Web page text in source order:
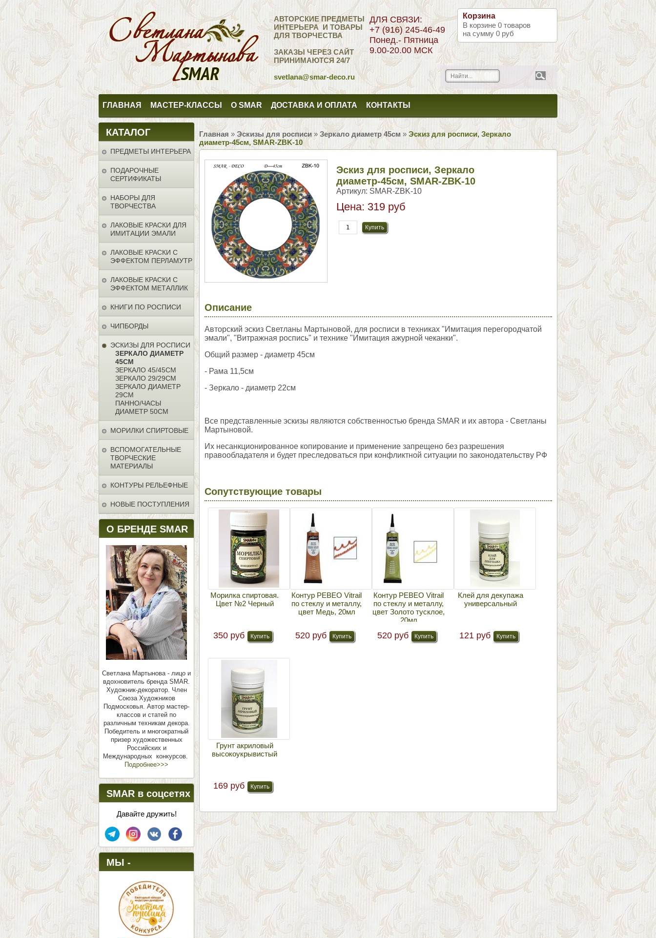
АВТОРСКИЕ ПРЕДМЕТЫ
ИНТЕРЬЕРА И ТОВАРЫ
ДЛЯ ТВОРЧЕСТВА
ЗАКАЗЫ ЧЕРЕЗ САЙТ
ПРИНИМАЮТСЯ 24/7
svetlana@smar-deco.ru
Корзина
В корзине 0 товаров
на сумму 0 руб
ДЛЯ СВЯЗИ:
+7 (916) 245-46-49
Понед.- Пятница
9.00-20.00 МСК
ГЛАВНАЯ МАСТЕР-КЛАССЫ О SMAR ДОСТАВКА И ОПЛАТА КОНТАКТЫ
КАТАЛОГ
ПРЕДМЕТЫ ИНТЕРЬЕРА
ПОДАРОЧНЫЕ
СЕРТИФИКАТЫ
НАБОРЫ ДЛЯ
ТВОРЧЕСТВА
ЛАКОВЫЕ КРАСКИ ДЛЯ
ИМИТАЦИИ ЭМАЛИ
ЛАКОВЫЕ КРАСКИ С
ЭФФЕКТОМ ПЕРЛАМУТР
ЛАКОВЫЕ КРАСКИ С
ЭФФЕКТОМ МЕТАЛЛИК
КНИГИ ПО РОСПИСИ
ЧИПБОРДЫ
ЭСКИЗЫ ДЛЯ РОСПИСИ
ЗЕРКАЛО ДИАМЕТР
45СМ
ЗЕРКАЛО 45/45СМ
ЗЕРКАЛО 29/29СМ
ЗЕРКАЛО ДИАМЕТР
29СМ
ПАННО/ЧАСЫ
ДИАМЕТР 50СМ
МОРИЛКИ СПИРТОВЫЕ
ВСПОМОГАТЕЛЬНЫЕ
ТВОРЧЕСКИЕ
МАТЕРИАЛЫ
КОНТУРЫ РЕЛЬЕФНЫЕ
НОВЫЕ ПОСТУПЛЕНИЯ
О БРЕНДЕ SMAR
Светлана Мартынова - лицо и
вдохновитель бренда SMAR.
Художник-декоратор. Член
Союза Художников
Подмосковья. Автор мастер-
классов и статей по
различным техникам декора.
Победитель и многократный
призер художественных
Российских и
Международных конкурсов.
Подробнее>>>
SMAR в соцсетях
Давайте дружить!
МЫ -
ПОБЕДИТЕЛИ!
Главная » Эскизы для росписи » Зеркало диаметр 45см » Эскиз для росписи, Зеркало
диаметр-45см, SMAR-ZBK-10
Эскиз для росписи, Зеркало
диаметр-45см, SMAR-ZBK-10
Артикул: SMAR-ZBK-10
Цена: 319 руб
Описание
Авторский эскиз Светланы Мартыновой, для росписи в техниках "Имитация перегородчатой
эмали", "Витражная роспись" и технике "Имитация ажурной чеканки".
Общий размер - диаметр 45см
- Рама 11,5см
- Зеркало - диаметр 22см
Все представленные эскизы являются собственностью бренда SMAR и их автора - Светланы
Мартыновой.
Их несанкционированное копирование и применение запрещено без разрешения
правообладателя и будет преследоваться при конфликтной ситуации по законодательству РФ
Сопутствующие товары
Морилка спиртовая.
Цвет №2 Черный
350 руб
Контур PEBEO Vitrail
по стеклу и металлу,
цвет Медь, 20мл
520 руб
Контур PEBEO Vitrail
по стеклу и металлу,
цвет Золото тусклое,
20мл
520 руб
Клей для декупажа
универсальный
121 руб
Грунт акриловый
высокоукрывистый
169 руб